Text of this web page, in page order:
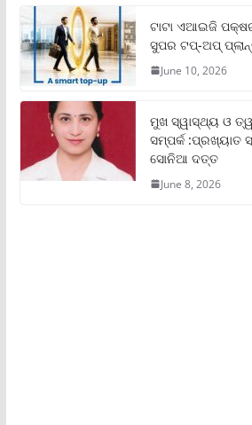
ଟାଟା ଏଆଇଜି
ସୁପର ଟପ୍‌-ଅପ୍
June 10, 2026
ମୁଖ ସ୍ୱାସ୍ଥ୍ୟ ଓ
ସମ୍ପର୍କ :ପ୍ରଖ୍ୟାତ
ସୋନିଆ ଦତ୍ତ
June 8, 2026